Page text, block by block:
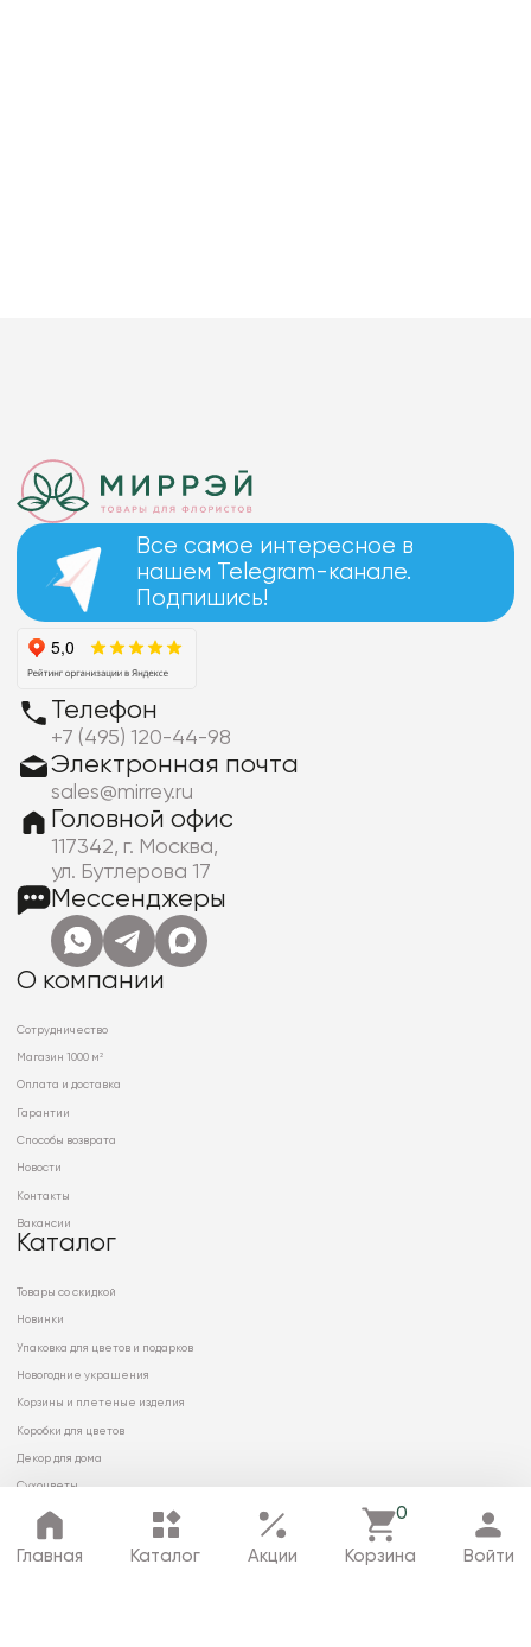
Главная Каталог Акции
0
Корзина Войти
Все самое интересное в
нашем Telegram-канале.
Подпишись!
Телефон
+7 (495) 120-44-98
Электронная почта
sales@mirrey.ru
Головной офис
117342, г. Москва,
ул. Бутлерова 17
Мессенджеры
О компании
Сотрудничество
Магазин 1000 м²
Оплата и доставка
Гарантии
Способы возврата
Новости
Контакты
Вакансии
Каталог
Товары со скидкой
Новинки
Упаковка для цветов и подарков
Новогодние украшения
Корзины и плетеные изделия
Коробки для цветов
Декор для дома
Сухоцветы
© 2026 ООО «МИРРЭЙ»